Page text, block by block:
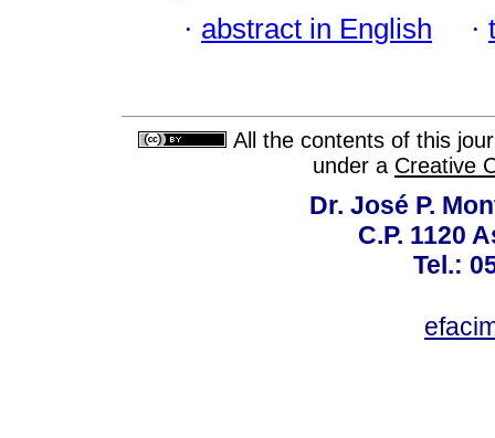
· abstract in English ·
All the contents of this
under a Creative
Dr. José P.
C.P. 1120
Tel.: